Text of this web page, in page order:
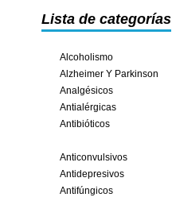
Lista de categorías
Alcoholismo
Alzheimer Y Parkinson
Analgésicos
Antialérgicas
Antibióticos
Anticonvulsivos
Antidepresivos
Antifúngicos